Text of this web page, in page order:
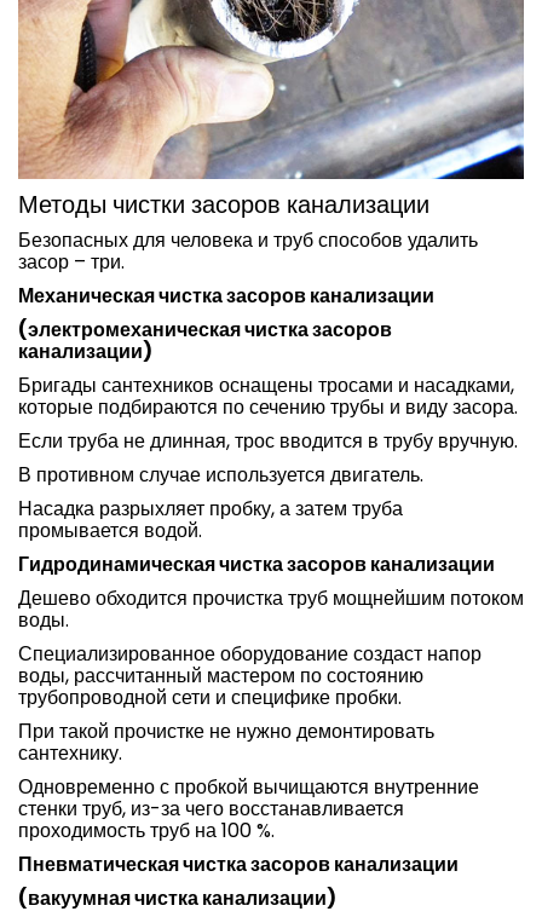
Методы чистки засоров канализации
Безопасных для человека и труб способов удалить
засор – три.
Механическая чистка засоров канализации
(электромеханическая чистка засоров
канализации)
Бригады сантехников оснащены тросами и насадками,
которые подбираются по сечению трубы и виду засора.
Если труба не длинная, трос вводится в трубу вручную.
В противном случае используется двигатель.
Насадка разрыхляет пробку, а затем труба
промывается водой.
Гидродинамическая чистка засоров канализации
Дешево обходится прочистка труб мощнейшим потоком
воды.
Специализированное оборудование создаст напор
воды, рассчитанный мастером по состоянию
трубопроводной сети и специфике пробки.
При такой прочистке не нужно демонтировать
сантехнику.
Одновременно с пробкой вычищаются внутренние
стенки труб, из-за чего восстанавливается
проходимость труб на 100 %.
Пневматическая чистка засоров канализации
(вакуумная чистка канализации)